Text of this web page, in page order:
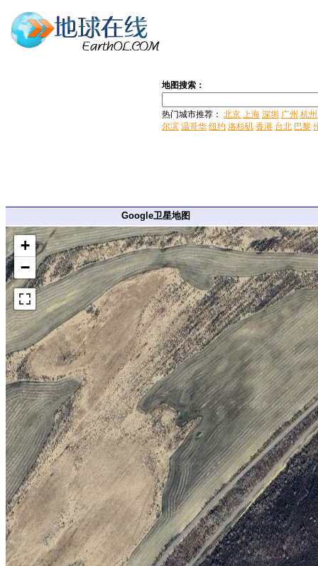
地图搜索：
热门城市推荐： 北京 上海 深圳 广州 杭州
尔滨 温哥华 纽约 洛杉矶 香港 台北 巴黎
Google卫星地图
+
−